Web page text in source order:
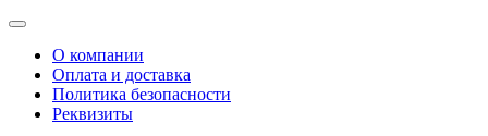
О компании
Оплата и доставка
Политика безопасности
Реквизиты